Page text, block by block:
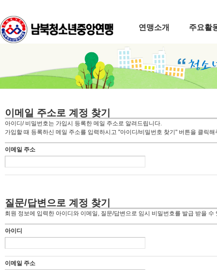
연맹소개 주요활
이메일 주소로 계정 찾기
아이디/ 비밀번호는 가입시 등록한 메일 주소로 알려드립니다.
가입할 때 등록하신 메일 주소를 입력하시고 "아이디/비밀번호 찾기" 버튼을 클릭해
이메일 주소
질문/답변으로 계정 찾기
회원 정보에 입력한 아이디와 이메일, 질문/답변으로 임시 비밀번호를 발급 받을 수
아이디
이메일 주소